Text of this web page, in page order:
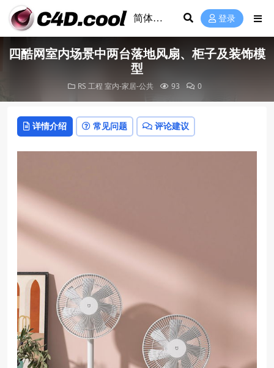
登录
四酷网室内场景中两台落地风扇、柜子及装饰模
型
RS 工程 室内-家居-公共 93 0
详情介绍 常见问题 评论建议